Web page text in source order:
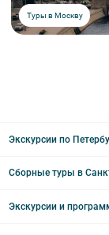
Туры в Москву
Экскурсии по
Сборные туры в
Экскурсии и